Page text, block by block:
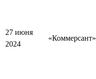
27 июня
2024
«Коммерсант»